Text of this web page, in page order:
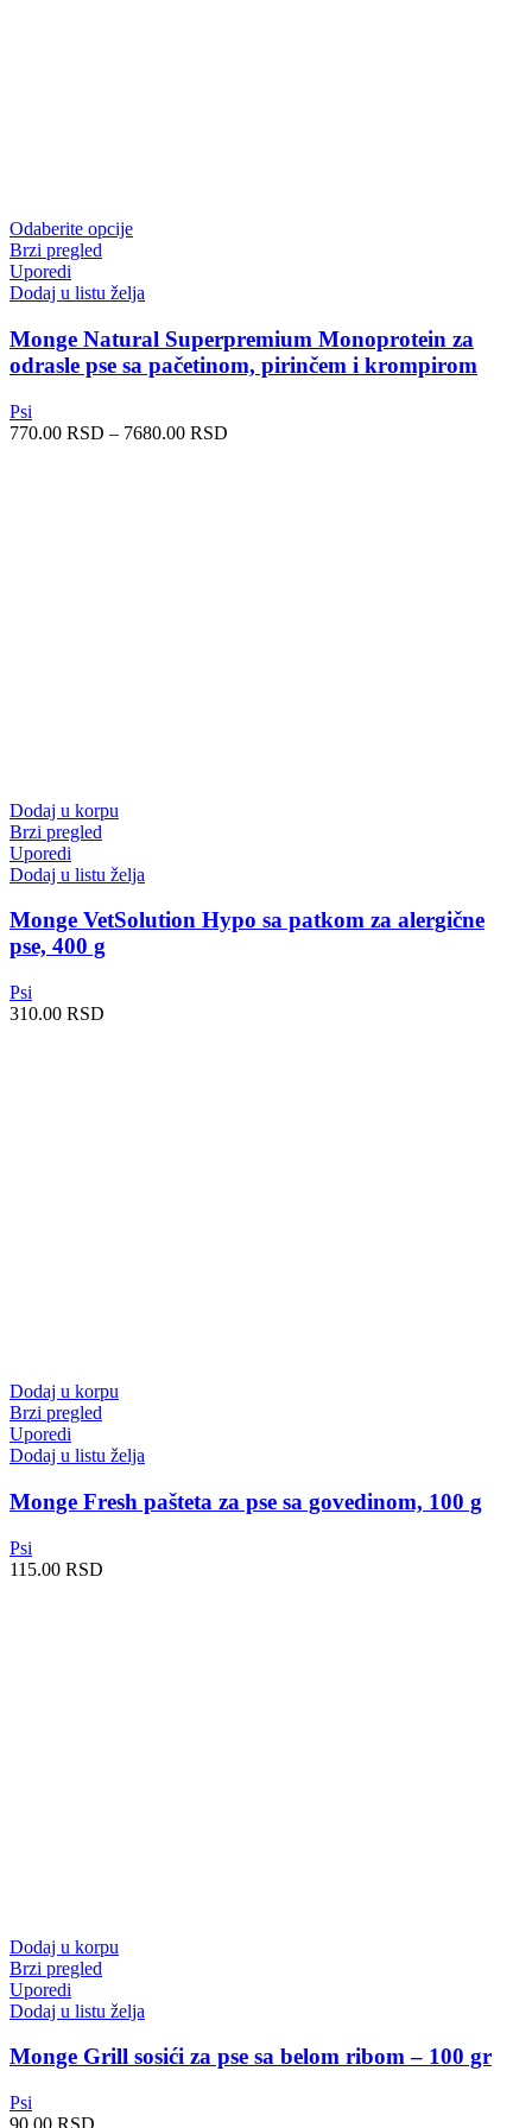
Odaberite opcijeOvaj
više
Opcije
mogu
biti
stranici
Brzi pregled
Uporedi
Dodaj u listu želja
Monge Natural Superpremium Monoprotein za
odrasle pse sa pačetinom, pirinčem i krompirom
Psi
770.00 RSD – 7680.00 RSD
Dodaj u korpu
Brzi pregled
Uporedi
Dodaj u listu želja
Monge VetSolution Hypo sa patkom za alergične
pse, 400 g
Psi
310.00 RSD
Dodaj u korpu
Brzi pregled
Uporedi
Dodaj u listu želja
Monge Fresh pašteta za pse sa govedinom, 100 g
Psi
115.00 RSD
Dodaj u korpu
Brzi pregled
Uporedi
Dodaj u listu želja
Monge Grill sosići za pse sa belom ribom – 100 gr
Psi
90.00 RSD